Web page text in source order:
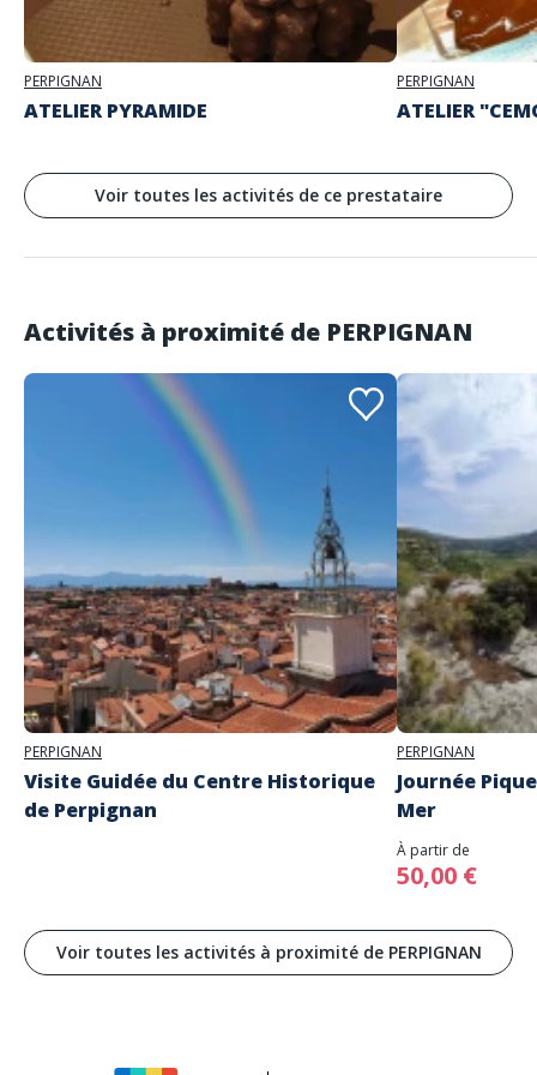
PERPIGNAN
ATELIER PYRAMIDE
PERPIGNAN
ATELIER
Voir toutes les activités de ce prestataire
Activités à proximité de PERPIGNAN
PERPIGNAN
Visite Guidée du Centre Historique
de Perpignan
PERPIGNAN
Journée
Mer
À partir de
50,00 €
Voir toutes les activités à proximité de PERPIGNAN